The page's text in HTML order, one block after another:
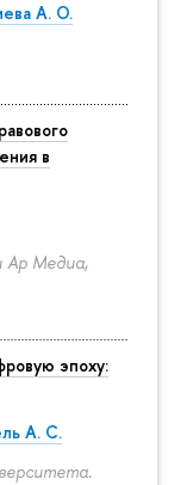
А. О.
в
Ар Медиа,
эпоху:
А. С.